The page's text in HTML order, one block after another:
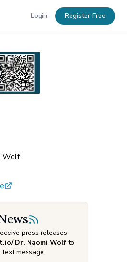
Login Register Free
Wolf
press releases
Dr. Naomi Wolf to
message.